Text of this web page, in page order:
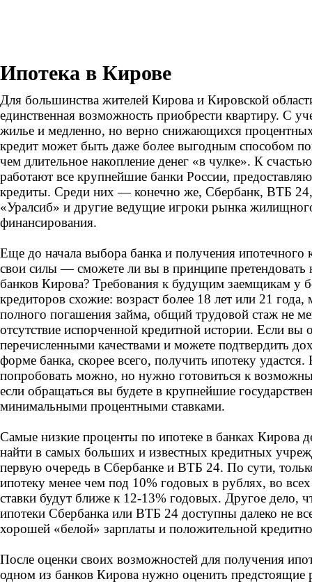
Ипотека в Кирове
Для большинства жителей Кирова и Кировской
единственная возможность приобрести квартиру. С
жилье и медленно, но верно снижающихся
кредит может быть даже более выгодным способом
чем длительное накопление денег «в чулке». К
работают все крупнейшие банки России,
кредиты. Среди них — конечно же, Сбербанк, ВТБ
«Уралсиб» и другие ведущие игроки рынка
финансирования.
Еще до начала выбора банка и получения ипотечного
свои силы — сможете ли вы в принципе претендовать
банков Кирова? Требования к будущим заемщикам у
кредиторов схожие: возраст более 18 лет или 21 года,
полного погашения займа, общий трудовой стаж не
отсутствие испорченной кредитной истории. Если вы
перечисленными качествами и можете подтвердить
форме банка, скорее всего, получить ипотеку
попробовать можно, но нужно готовиться к
если обращаться вы будете в крупнейшие
минимальными процентными ставками.
Самые низкие проценты по ипотеке в банках Кирова
найти в самых больших и известных кредитных
первую очередь в Сбербанке и ВТБ 24. По сути,
ипотеку менее чем под 10% годовых в рублях, во
ставки будут ближе к 12-13% годовых. Другое дело,
ипотеки Сбербанка или ВТБ 24 доступны далеко не
хорошей «белой» зарплаты и положительной
После оценки своих возможностей для получения
одном из банков Кирова нужно оценить